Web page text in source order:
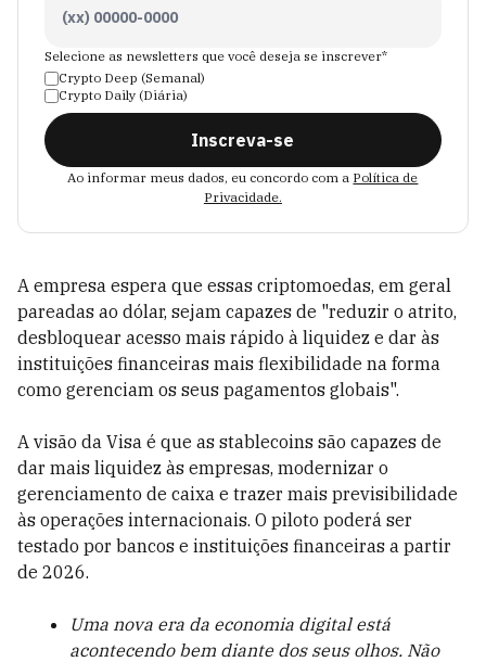
Selecione as newsletters que você deseja se inscrever*
Crypto Deep (Semanal)
Crypto Daily (Diária)
Inscreva-se
Ao informar meus dados, eu concordo com a Política de
Privacidade.
A empresa espera que essas criptomoedas, em geral
pareadas ao dólar, sejam capazes de "reduzir o atrito,
desbloquear acesso mais rápido à liquidez e dar às
instituições financeiras mais flexibilidade na forma
como gerenciam os seus pagamentos globais".
A visão da Visa é que as stablecoins são capazes de
dar mais liquidez às empresas, modernizar o
gerenciamento de caixa e trazer mais previsibilidade
às operações internacionais. O piloto poderá ser
testado por bancos e instituições financeiras a partir
de 2026.
Uma nova era da economia digital está
acontecendo bem diante dos seus olhos. Não